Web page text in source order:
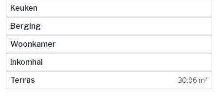
Keuken
Berging
Woonkamer
Inkomhal
Terras
30,96 m²